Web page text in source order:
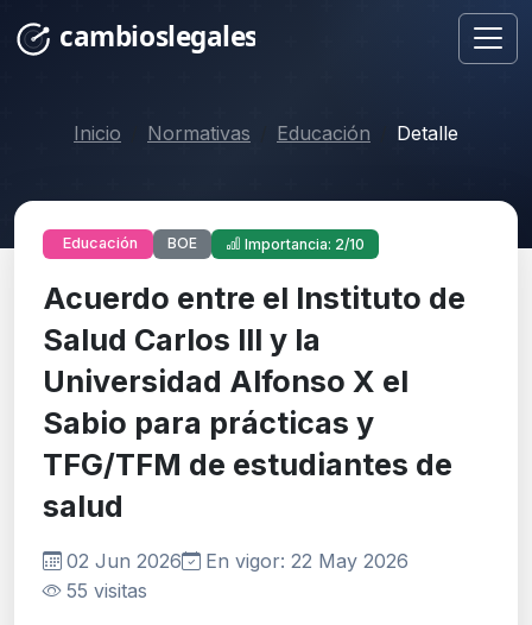
Inicio Normativas Educación Detalle
Educación BOE Importancia: 2/10
Acuerdo entre el Instituto de
Salud Carlos III y la
Universidad Alfonso X el
Sabio para prácticas y
TFG/TFM de estudiantes de
salud
02 Jun 2026
En vigor: 22 May 2026
55 visitas